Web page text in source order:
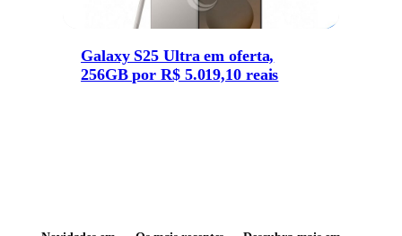
Galaxy S25 Ultra em oferta,
256GB por R$ 5.019,10 reais